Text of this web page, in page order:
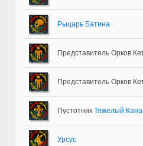
Рыцарь Батина
Представитель Орков
Представитель Орков
Пустотник Тяжелый
Урсус